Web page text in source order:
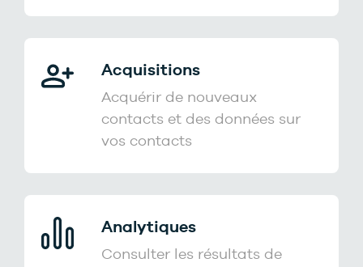
Acquisitions
Acquérir de nouveaux
contacts et des données sur
vos contacts
Analytiques
Consulter les résultats de